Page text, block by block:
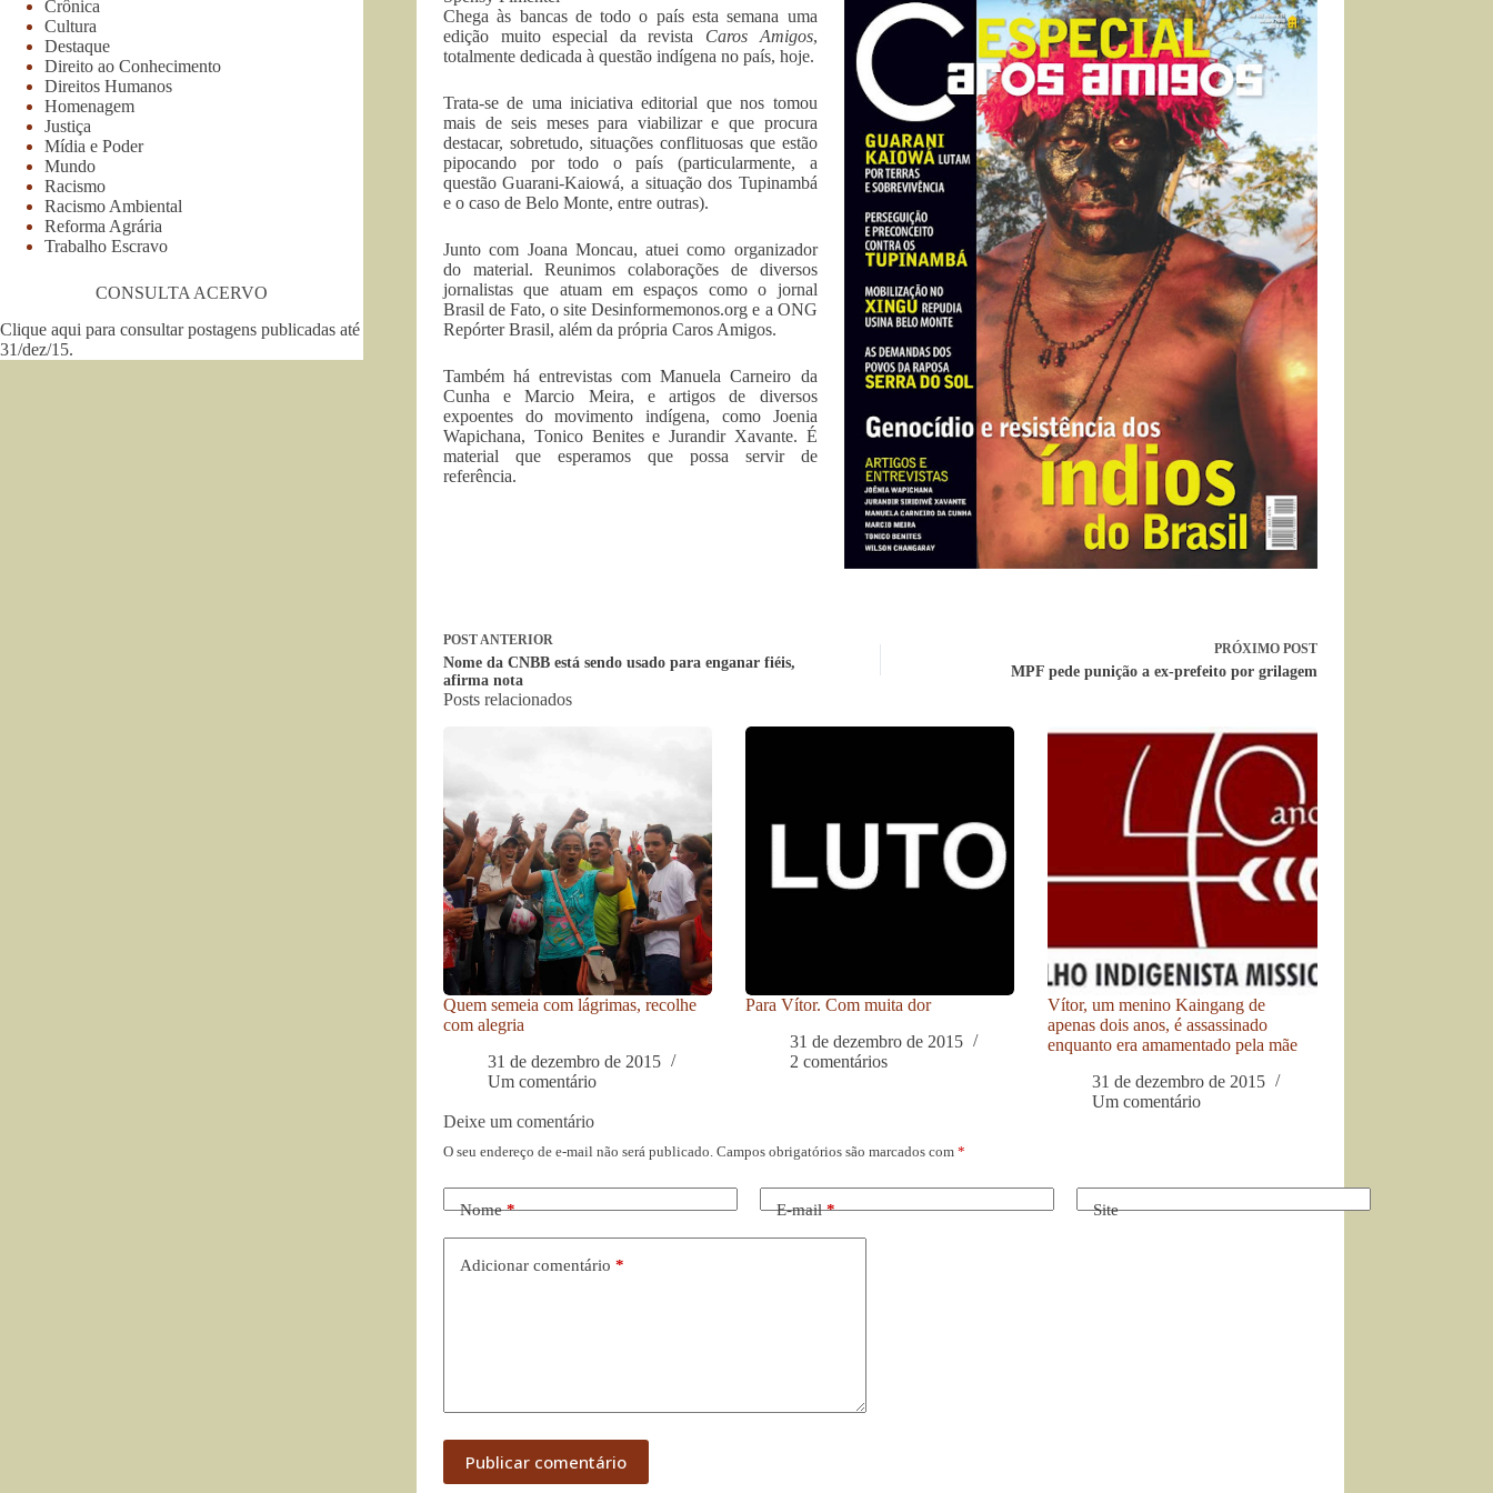
Chega às bancas de todo o país esta semana uma
edição muito especial da revista Caros Amigos,
totalmente dedicada à questão indígena no país, hoje.
Trata-se de uma iniciativa editorial que nos tomou
mais de seis meses para viabilizar e que procura
destacar, sobretudo, situações conflituosas que estão
pipocando por todo o país (particularmente, a
questão Guarani-Kaiowá, a situação dos Tupinambá
e o caso de Belo Monte, entre outras).
Junto com Joana Moncau, atuei como organizador
do material. Reunimos colaborações de diversos
jornalistas que atuam em espaços como o jornal
Brasil de Fato, o site Desinformemonos.org e a ONG
Repórter Brasil, além da própria Caros Amigos.
Também há entrevistas com Manuela Carneiro da
Cunha e Marcio Meira, e artigos de diversos
expoentes do movimento indígena, como Joenia
Wapichana, Tonico Benites e Jurandir Xavante. É
material que esperamos que possa servir de
referência.
POSTANTERIOR
Nome da CNBB está sendo usado para enganar fiéis,
afirma nota
PRÓXIMO POST
MPF pede punição a ex-prefeito por grilagem
Posts relacionados
Quem semeia com lágrimas, recolhe
com alegria
31 de dezembro de 2015
Um comentário
Para Vítor. Com muita dor
31 de dezembro de 2015
2 comentários
Vítor, um menino Kaingang de
apenas dois anos, é assassinado
enquanto era amamentado pela mãe
31 de dezembro de 2015
Um comentário
Deixe um comentário
O seu endereço de e-mail não será publicado. Campos obrigatórios são marcados com *
Nome* E-mail* Site
Adicionar comentário *
Publicar comentário
Crônica
Cultura
Destaque
Direito ao Conhecimento
Direitos Humanos
Homenagem
Justiça
Mídia e Poder
Mundo
Racismo
Racismo Ambiental
Reforma Agrária
Trabalho Escravo
CONSULTA ACERVO
Clique aqui para consultar postagens publicadas até
31/dez/15.